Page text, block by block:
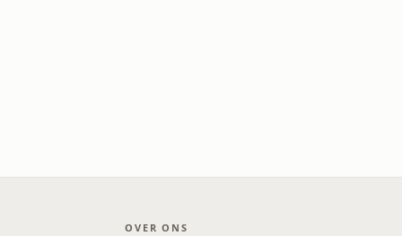
OVER ONS